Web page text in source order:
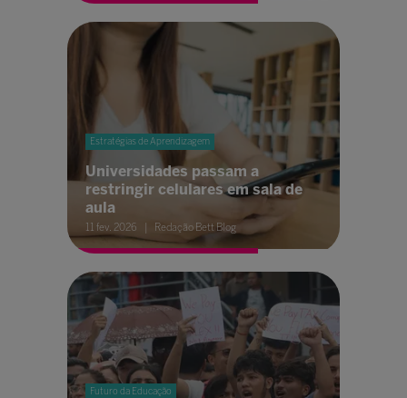
Estratégias de Aprendizagem
Universidades passam a
restringir celulares em sala de
aula
11 fev. 2026 Redação Bett Blog
Futuro da Educação